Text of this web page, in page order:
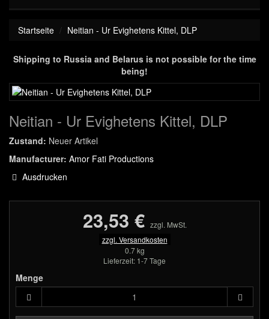
Startseite Neitian - Ur Evighetens Kittel, DLP
Shipping to Russia and Belarus is not possible for the time
being!
Neitian - Ur Evighetens Kittel, DLP
Zustand: Neuer Artikel
Manufacturer: Amor Fati Productions
Ausdrucken
23,53 € zzgl. MwSt.
zzgl. Versandkosten
0.7 kg
Lieferzeit: 1-7 Tage
Menge